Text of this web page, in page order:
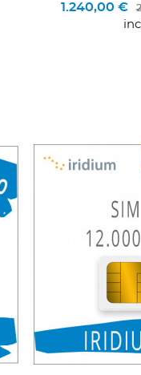
1.240,00 €